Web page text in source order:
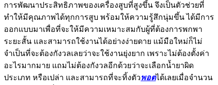
การพัฒนาประสิทธิภาพของเครื่องสูบที่สูงขึ้น จึงเป็นตัวช่วยที่
ทำให้มีคุณภาพได้ทุกการสูบ พร้อมให้ความรู้สึกนุ่มขึ้น ได้มีการ
ออกแบบมาเพื่อที่จะให้มีความเหมาะสมกับผู้ที่ต้องการพกพา
ระยะสั้น และสามารถใช้งานได้อย่างง่ายดาย แม้มือใหม่ก็ไม่
จำเป็นที่จะต้องกังวลเลยว่าจะใช้งานยุ่งยาก เพราะไม่ต้องตั้งค่า
อะไรมากมาย แถมไม่ต้องกังวลอีกด้วยว่าจะเลือกน้ำยาผิด
ประเภท หรือเปล่า และสามารถที่จะทิ้งตัวพอตได้เลยเมื่อจำนวน